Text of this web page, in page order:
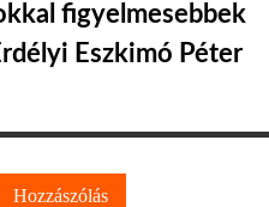
figyelmesebbek
Eszkimó Péter
Hozzászólás